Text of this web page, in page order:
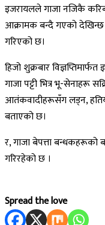
इजरायलले गाजा नजिकै
आक्रामक बन्दै गएको देखिन्छ
गरिएको छ।
हिजो शुक्रबार
गाजा पट्टी भित्र भू-सेनाहरू
आतंकवादीहरूसँग लड्न,
बताएको छ।
र, गाजा बेपत्ता बन्धकहरूको
गरिरहेको छ ।
Spread the love